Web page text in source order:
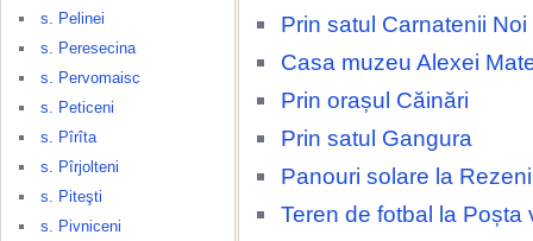
s. Pelinei
s. Peresecina
s. Pervomaisc
s. Peticeni
s. Pîrîta
s. Pîrjolteni
s. Piteşti
s. Pivniceni
Prin satul Carnatenii Noi
Casa muzeu Alexei
Prin orașul Căinări
Prin satul Gangura
Panouri solare la Rezeni
Teren de fotbal la Poșta